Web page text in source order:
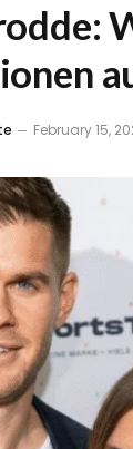
February 15,